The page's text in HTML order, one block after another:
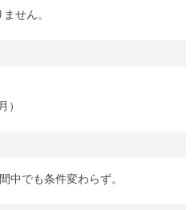
せん。
）
でも条件変わらず。